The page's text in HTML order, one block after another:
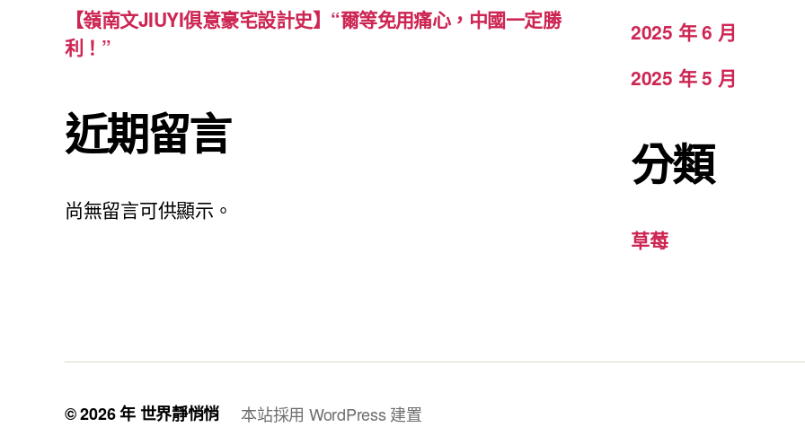
【嶺南文JIUYI俱意豪宅設計史】“爾等免用痛心，中國一定勝
利！”
近期留言
尚無留言可供顯示。
2025 年 6 月
2025 年 5 月
分類
草莓
© 2026 年 世界靜悄悄 本站採用 WordPress 建置